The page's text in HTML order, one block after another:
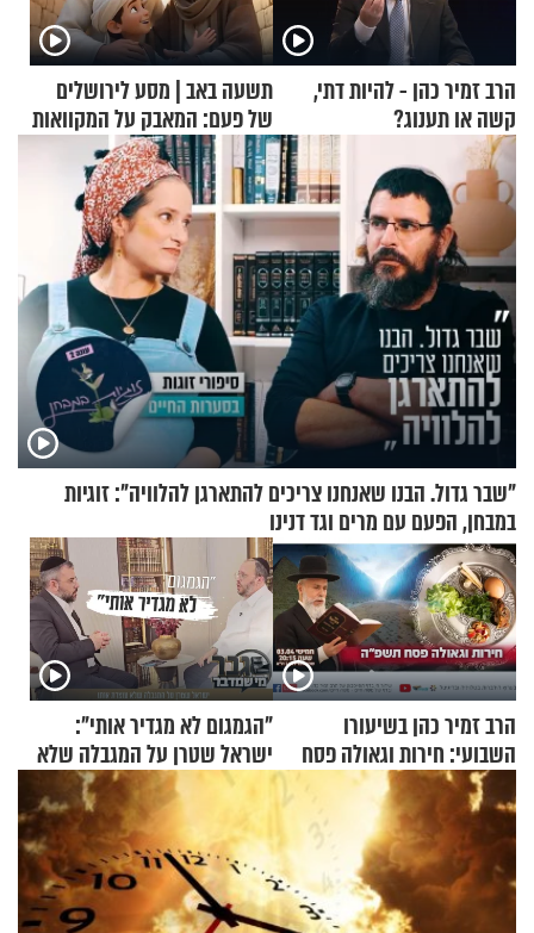
הרב זמיר כהן - להיות דתי,
קשה או תענוג?
תשעה באב | מסע לירושלים
של פעם: המאבק על המקוואות
"שבר גדול. הבנו שאנחנו צריכים להתארגן להלוויה": זוגיות
במבחן, הפעם עם מרים וגד דנינו
הרב זמיר כהן בשיעורו
השבועי: חירות וגאולה פסח
תשפ"ה
"הגמגום לא מגדיר אותי":
ישראל שטרן על המגבלה שלא
עוצרת אותו